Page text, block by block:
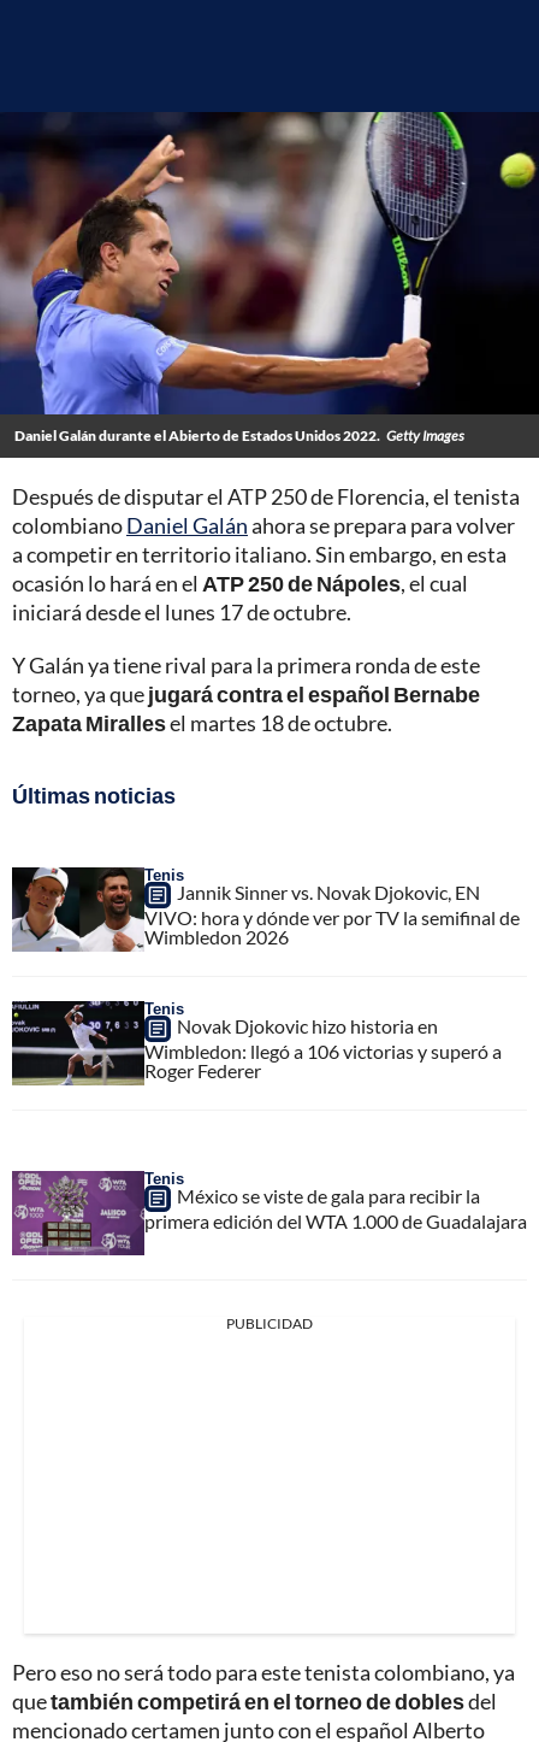
Daniel Galán durante el Abierto de Estados Unidos 2022. Getty Images
Después de disputar el ATP 250 de Florencia, el tenista
colombianoDaniel Galánahora se prepara para volver
a competir en territorio italiano. Sin embargo, en esta
ocasión lo hará en el ATP 250 de Nápoles, el cual
iniciará desde el lunes 17 de octubre.
Y Galán ya tiene rival para la primera ronda de este
torneo, ya quejugará contra el español Bernabe
Zapata Mirallesel martes 18 de octubre.
Últimas noticias
Tenis
Jannik Sinner vs. Novak Djokovic, EN
VIVO: hora y dónde ver por TV la semifinal de
Wimbledon 2026
Tenis
Novak Djokovic hizo historia en
Wimbledon: llegó a 106 victorias y superó a
Roger Federer
Tenis
México se viste de gala para recibir la
primera edición del WTA 1.000 de Guadalajara
PUBLICIDAD
Pero eso no será todo para este tenista colombiano, ya
quetambién competirá en el torneo de doblesdel
mencionado certamen junto con el español Alberto